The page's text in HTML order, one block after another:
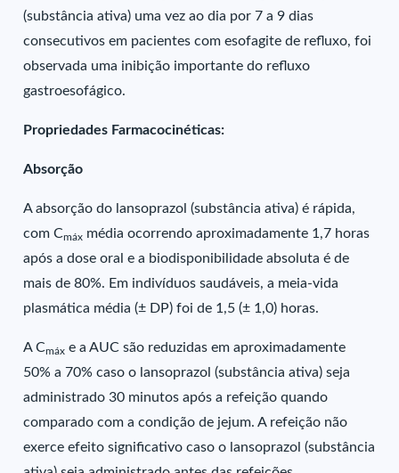
(substância ativa) uma vez ao dia por 7 a 9 dias
consecutivos em pacientes com esofagite de refluxo, foi
observada uma inibição importante do refluxo
gastroesofágico.
Propriedades Farmacocinéticas:
Absorção
A absorção do lansoprazol (substância ativa) é rápida,
com Cmáx média ocorrendo aproximadamente 1,7 horas
após a dose oral e a biodisponibilidade absoluta é de
mais de 80%. Em indivíduos saudáveis, a meia-vida
plasmática média (± DP) foi de 1,5 (± 1,0) horas.
A Cmáx e a AUC são reduzidas em aproximadamente
50% a 70% caso o lansoprazol (substância ativa) seja
administrado 30 minutos após a refeição quando
comparado com a condição de jejum. A refeição não
exerce efeito significativo caso o lansoprazol (substância